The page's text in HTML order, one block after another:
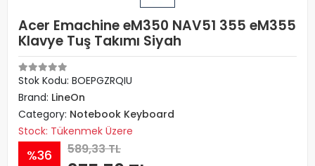
Acer Emachine eM350 NAV51 355 eM355
Klavye Tuş Takımı Siyah
Stok Kodu: BOEPGZRQIU
Brand: LineOn
Category: Notebook Keyboard
Stock: Tükenmek Üzere
%36 589,33 TL